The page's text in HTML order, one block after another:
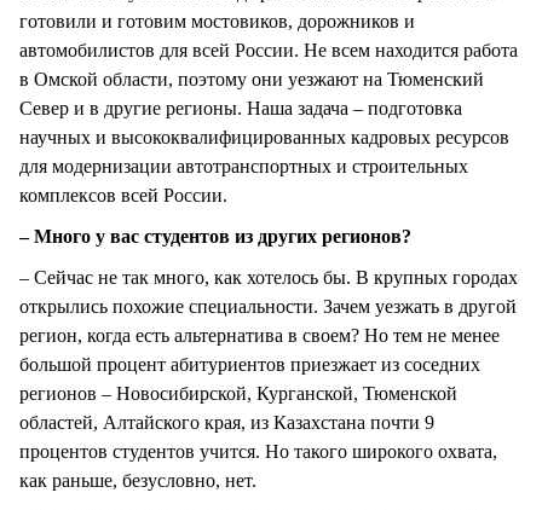
готовили и готовим мостовиков, дорожников и
автомобилистов для всей России. Не всем находится работа
в Омской области, поэтому они уезжают на Тюменский
Север и в другие регионы. Наша задача – подготовка
научных и высококвалифицированных кадровых ресурсов
для модернизации автотранспортных и строительных
комплексов всей России.
– Много у вас студентов из других регионов?
– Сейчас не так много, как хотелось бы. В крупных городах
открылись похожие специальности. Зачем уезжать в другой
регион, когда есть альтернатива в своем? Но тем не менее
большой процент абитуриентов приезжает из соседних
регионов – Новосибирской, Курганской, Тюменской
областей, Алтайского края, из Казахстана почти 9
процентов студентов учится. Но такого широкого охвата,
как раньше, безусловно, нет.